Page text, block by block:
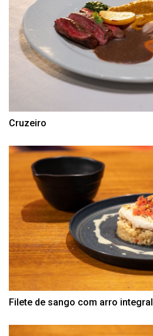
Cruzeiro
Filete de sango com arro integral